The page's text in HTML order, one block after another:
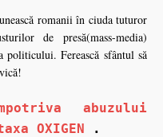
romanii în ciuda tuturor
de presă(mass-media)
politicului. Ferească sfântul să
abuzului
OXIGEN .